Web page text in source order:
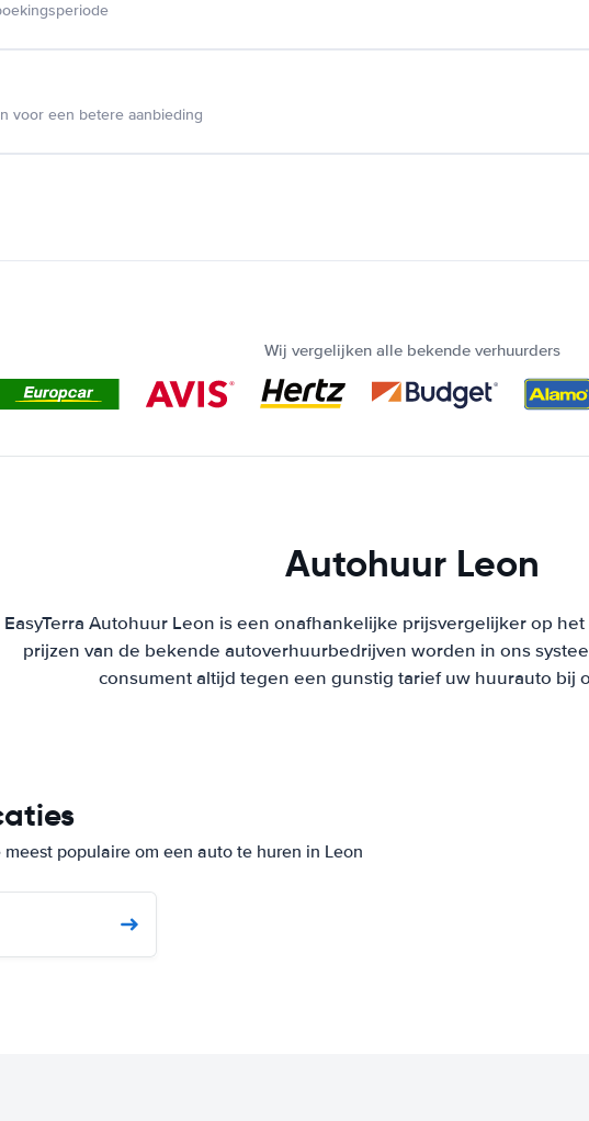
voor een betere aanbieding
Wij vergelijken alle bekende verhuurders
Autohuur Leon
EasyTerra Autohuur Leon is een onafhankelijke prijsvergelijker op
prijzen van de bekende autoverhuurbedrijven worden in ons
consument altijd tegen een gunstig tarief uw huurauto bij
populaire om een auto te huren in Leon